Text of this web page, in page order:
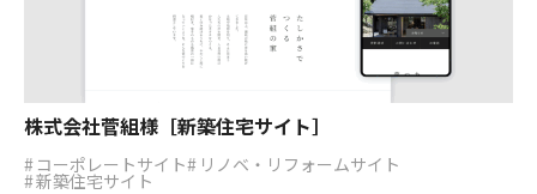
株式会社菅組様［新築住宅サイト］
コーポレートサイト リノベ・リフォームサイト
新築住宅サイト